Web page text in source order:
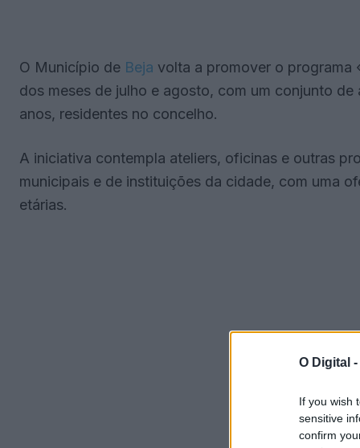
O Digital -
If you wish
sensitive
confirm
O Município de Beja volta a promover o programa
dos meses de julho e agosto, com um conjunto
anos, residentes no concelho.
A iniciativa contempla ateliers, oficinas e outras
municipais e de instituições da cidade, com uma
etárias.